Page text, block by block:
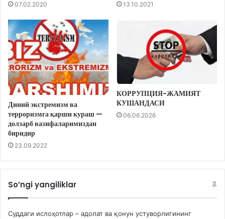
07.02.2020 13.10.2021
Диний экстремизм ва
терроризмга қарши кураш —
долзарб вазифаларимиздан
биридир
23.09.2022
КОРРУПЦИЯ-ЖАМИЯТ
КУШАНДАСИ
06.06.2026
So’ngi yangiliklar
Суддаги ислоҳотлар – адолат ва қонун устуворлигининг